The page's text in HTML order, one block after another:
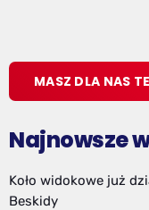
MASZ DLA NAS
Najnowsze
Koło widokowe już
Beskidy